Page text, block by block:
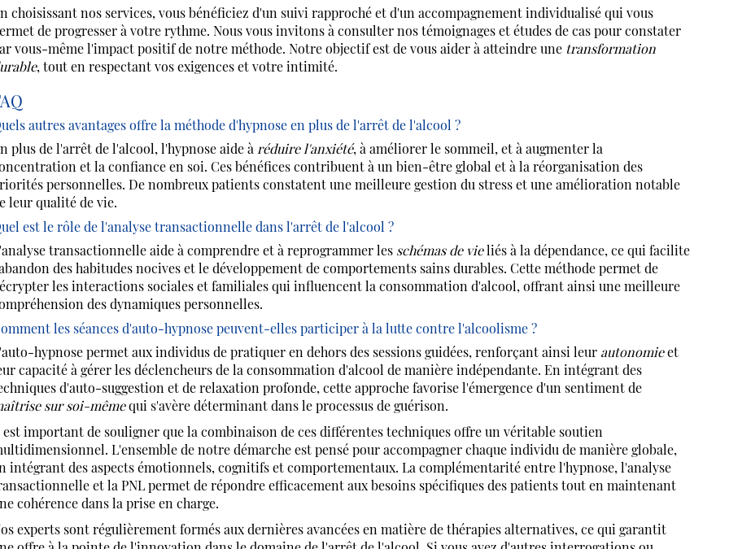
choisissant nos services, vous bénéficiez d'un suivi rapproché et d'un accompagnement individualisé qui vous
de progresser à votre rythme. Nous vous invitons à consulter nos témoignages et études de cas pour constater
vous-même l'impact positif de notre méthode. Notre objectif est de vous aider à atteindre une transformation
, tout en respectant vos exigences et votre intimité.
autres avantages offre la méthode d'hypnose en plus de l'arrêt de l'alcool ?
plus de l'arrêt de l'alcool, l'hypnose aide à réduire l'anxiété, à améliorer le sommeil, et à augmenter la
et la confiance en soi. Ces bénéfices contribuent à un bien-être global et à la réorganisation des
personnelles. De nombreux patients constatent une meilleure gestion du stress et une amélioration notable
leur qualité de vie.
est le rôle de l'analyse transactionnelle dans l'arrêt de l'alcool ?
transactionnelle aide à comprendre et à reprogrammer les schémas de vieliés à la dépendance, ce qui facilite
des habitudes nocives et le développement de comportements sains durables. Cette méthode permet de
les interactions sociales et familiales qui influencent la consommation d'alcool, offrant ainsi une meilleure
des dynamiques personnelles.
les séances d'auto-hypnose peuvent-elles participer à la lutte contre l'alcoolisme ?
hypnose permet aux individus de pratiquer en dehors des sessions guidées, renforçant ainsi leur autonomieet
capacité à gérer les déclencheurs de la consommation d'alcool de manière indépendante. En intégrant des
d'auto-suggestion et de relaxation profonde, cette approche favorise l'émergence d'un sentiment de
sur soi-mêmequi s'avère déterminant dans le processus de guérison.
important de souligner que la combinaison de ces différentes techniques offre un véritable soutien
L'ensemble de notre démarche est pensé pour accompagner chaque individu de manière globale,
intégrant des aspects émotionnels, cognitifs et comportementaux. La complémentarité entre l'hypnose, l'analyse
et la PNL permet de répondre efficacement aux besoins spécifiques des patients tout en maintenant
cohérence dans la prise en charge.
experts sont régulièrement formés aux dernières avancées en matière de thérapies alternatives, ce qui garantit